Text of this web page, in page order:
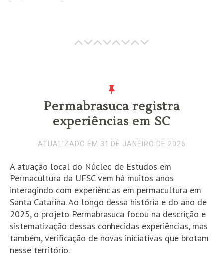
Permabrasuca registra
experiências em SC
ATUALIZADO EM 31 DE JANEIRO DE 2026
A atuação local do Núcleo de Estudos em
Permacultura da UFSC vem há muitos anos
interagindo com experiências em permacultura em
Santa Catarina. Ao longo dessa história e do ano de
2025, o projeto Permabrasuca focou na descrição e
sistematização dessas conhecidas experiências, mas
também, verificação de novas iniciativas que brotam
nesse território.